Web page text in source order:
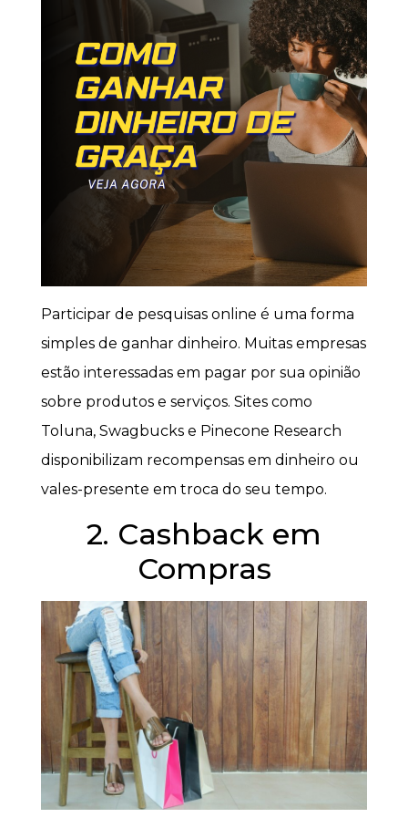
Participar de pesquisas online é uma forma
simples de ganhar dinheiro. Muitas empresas
estão interessadas em pagar por sua opinião
sobre produtos e serviços. Sites como
Toluna, Swagbucks e Pinecone Research
disponibilizam recompensas em dinheiro ou
vales-presente em troca do seu tempo.
2. Cashback em
Compras